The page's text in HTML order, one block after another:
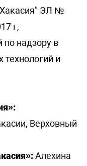
ЭЛ №
г,
надзору в
и
Верховный
Алехина